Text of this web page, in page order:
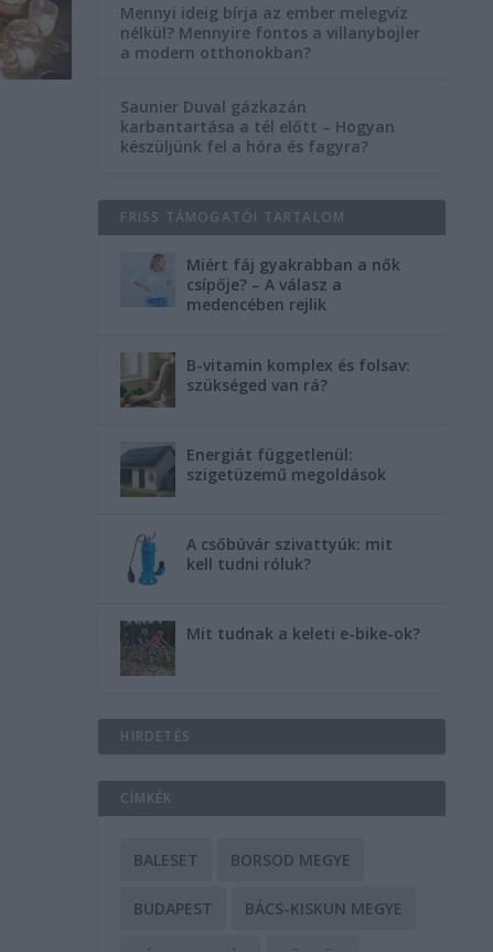
Mennyi ideig bírja az ember melegvíz
nélkül? Mennyire fontos a villanybojler
a modern otthonokban?
Saunier Duval gázkazán
karbantartása a tél előtt – Hogyan
készüljünk fel a hóra és fagyra?
FRISS TÁMOGATÓI TARTALOM
Miért fáj gyakrabban a nők
csípője? – A válasz a
medencében rejlik
B-vitamin komplex és folsav:
szükséged van rá?
Energiát függetlenül:
szigetüzemű megoldások
A csőbúvár szivattyúk: mit
kell tudni róluk?
Mit tudnak a keleti e-bike-ok?
HIRDETÉS
CÍMKÉK
BALESET BORSOD MEGYE
BUDAPEST BÁCS-KISKUN MEGYE